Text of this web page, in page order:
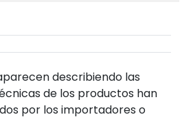
describiendo las
de los productos han
por los importadores o